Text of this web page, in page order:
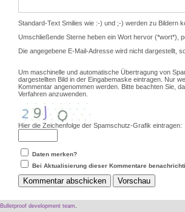
Standard-Text Smilies wie :-) und ;-) werden zu Bildern
Umschließende Sterne heben ein Wort hervor (*wort*),
Die angegebene E-Mail-Adresse wird nicht dargestellt,
Um maschinelle und automatische Übertragung von
dargestellten Bild in der Eingabemaske eintragen. Nur
Kommentar angenommen werden. Bitte beachten Sie,
Verfahren anzuwenden.
Hier die Zeichenfolge der Spamschutz-Grafik eintragen:
Daten merken?
Bei Aktualisierung dieser Kommentare
Bulletproof development team.